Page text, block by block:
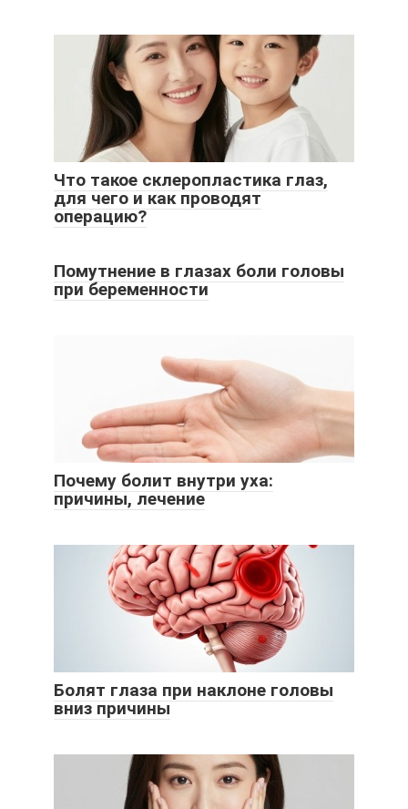
Что такое склеропластика глаз,
для чего и как проводят
операцию?
Помутнение в глазах боли головы
при беременности
Почему болит внутри уха:
причины, лечение
Болят глаза при наклоне головы
вниз причины